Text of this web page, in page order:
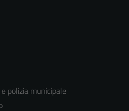
polizia municipale